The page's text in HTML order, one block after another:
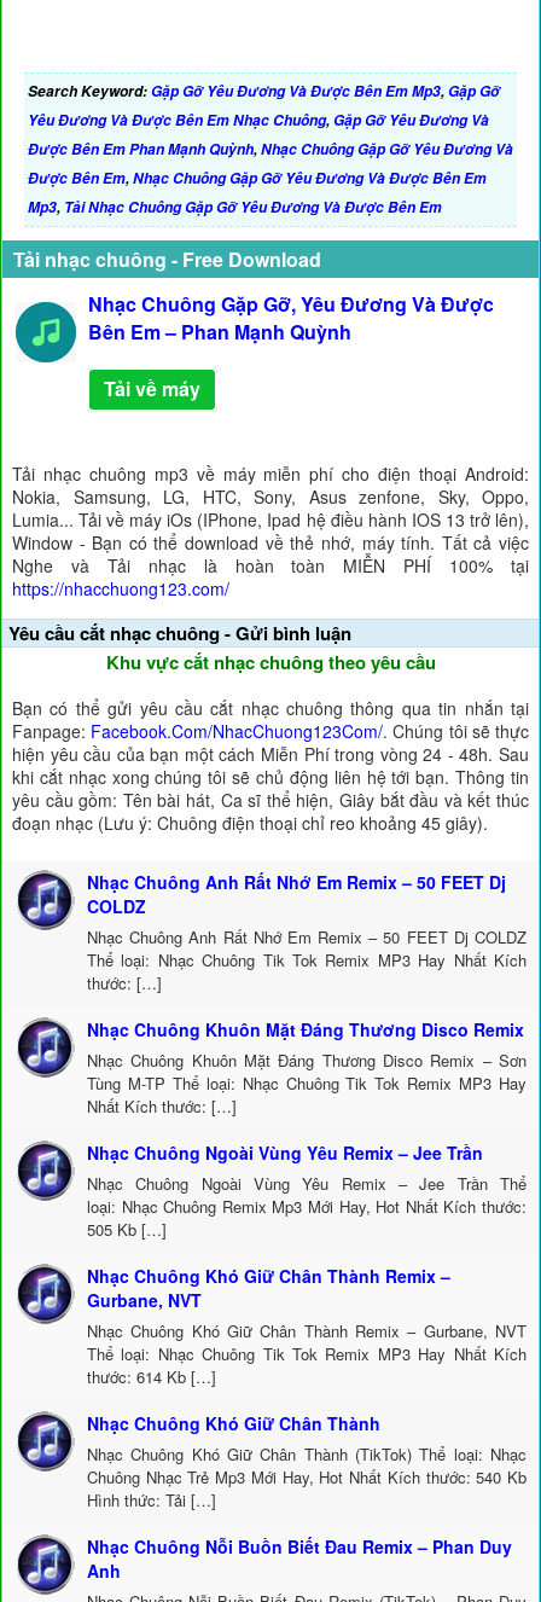
Search Keyword:Gặp Gỡ Yêu Đương Và Được Bên Em Mp3,Gặp Gỡ
Yêu Đương Và Được Bên Em Nhạc Chuông,Gặp Gỡ Yêu Đương Và
Được Bên Em Phan Mạnh Quỳnh,Nhạc Chuông Gặp Gỡ Yêu Đương Và
Được Bên Em,Nhạc Chuông Gặp Gỡ Yêu Đương Và Được Bên Em
Mp3, Tải Nhạc Chuông Gặp Gỡ Yêu Đương Và Được Bên Em
Tải nhạc chuông - Free Download
Nhạc Chuông Gặp Gỡ, Yêu Đương Và Được
Bên Em – Phan Mạnh Quỳnh
Tải về máy
Tải nhạc chuông mp3 về máy miễn phí cho điện thoại Android:
Nokia, Samsung, LG, HTC, Sony, Asus zenfone, Sky, Oppo,
Lumia... Tải về máy iOs (IPhone, Ipad hệ điều hành IOS 13 trở lên),
Window - Bạn có thể download về thẻ nhớ, máy tính. Tất cả việc
Nghe và Tải nhạc là hoàn toàn MIỄN PHÍ 100% tại
https://nhacchuong123.com/
Yêu cầu cắt nhạc chuông - Gửi bình luận
Khu vực cắt nhạc chuông theo yêu cầu
Bạn có thể gửi yêu cầu cắt nhạc chuông thông qua tin nhắn tại
Fanpage: Facebook.Com/NhacChuong123Com/. Chúng tôi sẽ thực
hiện yêu cầu của bạn một cách Miễn Phí trong vòng 24 - 48h. Sau
khi cắt nhạc xong chúng tôi sẽ chủ động liên hệ tới bạn. Thông tin
yêu cầu gồm: Tên bài hát, Ca sĩ thể hiện, Giây bắt đầu và kết thúc
đoạn nhạc (Lưu ý: Chuông điện thoại chỉ reo khoảng 45 giây).
Nhạc Chuông Anh Rất Nhớ Em Remix – 50 FEET Dj
COLDZ
Nhạc Chuông Anh Rất Nhớ Em Remix – 50 FEET Dj COLDZ
Thể loại: Nhạc Chuông Tik Tok Remix MP3 Hay Nhất Kích
thước: […]
Nhạc Chuông Khuôn Mặt Đáng Thương Disco Remix
Nhạc Chuông Khuôn Mặt Đáng Thương Disco Remix – Sơn
Tùng M-TP Thể loại: Nhạc Chuông Tik Tok Remix MP3 Hay
Nhất Kích thước: […]
Nhạc Chuông Ngoài Vùng Yêu Remix – Jee Trần
Nhạc Chuông Ngoài Vùng Yêu Remix – Jee Trần Thể
loại: Nhạc Chuông Remix Mp3 Mới Hay, Hot Nhất Kích thước:
505 Kb […]
Nhạc Chuông Khó Giữ Chân Thành Remix –
Gurbane, NVT
Nhạc Chuông Khó Giữ Chân Thành Remix – Gurbane, NVT
Thể loại: Nhạc Chuông Tik Tok Remix MP3 Hay Nhất Kích
thước: 614 Kb […]
Nhạc Chuông Khó Giữ Chân Thành
Nhạc Chuông Khó Giữ Chân Thành (TikTok) Thể loại: Nhạc
Chuông Nhạc Trẻ Mp3 Mới Hay, Hot Nhất Kích thước: 540 Kb
Hình thức: Tải […]
Nhạc Chuông Nỗi Buồn Biết Đau Remix – Phan Duy
Anh